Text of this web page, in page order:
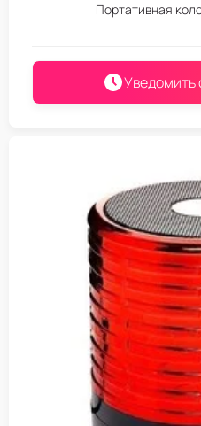
Портативная
Уведомить